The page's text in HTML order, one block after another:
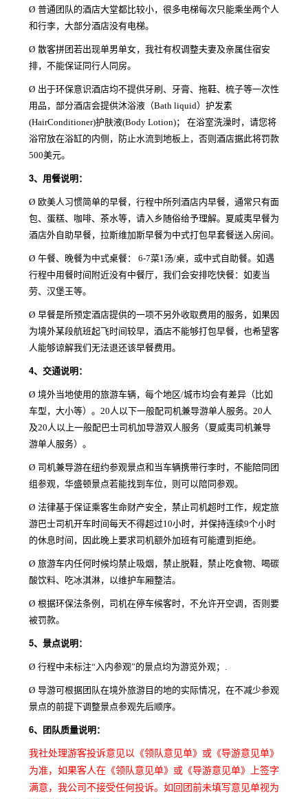
Ø 普通团队的酒店大堂都比较小，很多电梯每次只能乘坐两个人
和行李，大部分酒店没有电梯。
Ø 散客拼团若出现单男单女，我社有权调整夫妻及亲属住宿安
排，不能保证同行人同房。
Ø 出于环保意识酒店均不提供牙刷、牙膏、拖鞋、梳子等一次性
用品，部分酒店会提供沐浴液（Bath liquid）护发素
(HairConditioner)护肤液(Body Lotion)； 在浴室洗澡时，请您将
浴帘放在浴缸的内侧，防止水流到地板上，否则酒店据此将罚款
500美元。
3、 用餐说明：
Ø 欧美人习惯简单的早餐，行程中所列酒店内早餐，通常只有面
包、蛋糕、咖啡、茶水等，请入乡随俗给予理解。夏威夷早餐为
酒店外自助早餐，拉斯维加斯早餐为中式打包早套餐送入房间。
Ø 午餐、晚餐为中式桌餐： 6-7菜1汤/桌，或中式自助餐。如遇
行程中用餐时间附近没有中餐厅，我们会安排吃快餐：如麦当
劳、汉堡王等。
Ø 早餐是所预定酒店提供的一项不另外收取费用的服务，如果因
为境外某段航班起飞时间较早，酒店不能够打包早餐，也希望客
人能够谅解我们无法退还该早餐费用。
4、 交通说明：
Ø 境外当地使用的旅游车辆，每个地区/城市均会有差异（比如
车型，大小等）。20人以下一般配司机兼导游单人服务。20人
及20人以上一般配巴士司机加导游双人服务（夏威夷司机兼导
游单人服务）。
Ø 司机兼导游在纽约参观景点和当车辆携带行李时，不能陪同团
组参观，华盛顿景点若能找到车位，则可以陪同参观。
Ø 法律基于保证乘客生命财产安全，禁止司机超时工作，规定旅
游巴士司机开车时间每天不得超过10小时，并保持连续9个小时
的休息时间，因此晚上要求司机额外加班有可能遭到拒绝。
Ø 旅游车内任何时候均禁止吸烟，禁止脱鞋，禁止吃食物、喝碳
酸饮料、吃冰淇淋，以维护车厢整洁。
Ø 根据环保法条例，司机在停车候客时，不允许开空调，否则要
被罚款。
5、 景点说明：
Ø 行程中未标注“入内参观”的景点均为游览外观；.
Ø 导游可根据团队在境外旅游目的地的实际情况，在不减少参观
景点的前提下调整景点参观先后顺序。
6、 团队质量说明：
我社处理游客投诉意见以《领队意见单》或《导游意见单》
为准，如果客人在《领队意见单》或《导游意见单》上签字
满意，我公司不接受任何投诉。如回团前未填写意见单视为